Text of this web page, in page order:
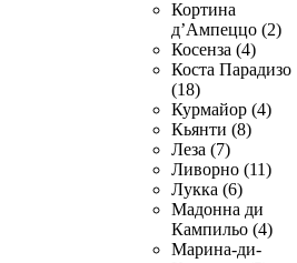
Кортина
д’Ампеццо (2)
Косенза (4)
Коста Парадизо
(18)
Курмайор (4)
Кьянти (8)
Леза (7)
Ливорно (11)
Лукка (6)
Мадонна ди
Кампильо (4)
Марина-ди-